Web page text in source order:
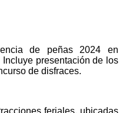
de peñas 2024 en
presentación de los
de disfraces.